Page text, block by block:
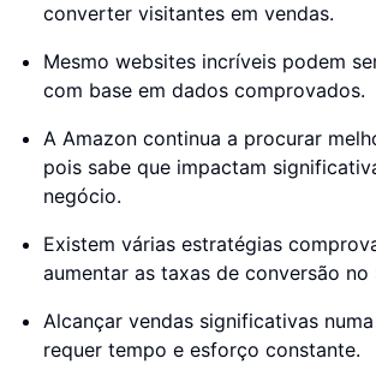
converter visitantes em vendas.
Mesmo websites incríveis podem
com base em dados comprovados.
A Amazon continua a procurar
pois sabe que impactam
negócio.
Existem várias estratégias
aumentar as taxas de conversão no
Alcançar vendas significativas
requer tempo e esforço constante.